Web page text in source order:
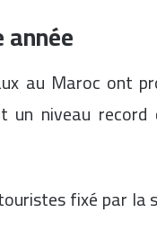
au Maroc ont
un niveau
fixé par